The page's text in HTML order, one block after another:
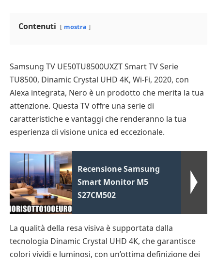
Contenuti mostra
Samsung TV UE50TU8500UXZT Smart TV Serie
TU8500, Dinamic Crystal UHD 4K, Wi-Fi, 2020, con
Alexa integrata, Nero è un prodotto che merita la tua
attenzione. Questa TV offre una serie di
caratteristiche e vantaggi che renderanno la tua
esperienza di visione unica ed eccezionale.
Recensione Samsung
Smart Monitor M5
S27CM502
La qualità della resa visiva è supportata dalla
tecnologia Dinamic Crystal UHD 4K, che garantisce
colori vividi e luminosi, con un’ottima definizione dei